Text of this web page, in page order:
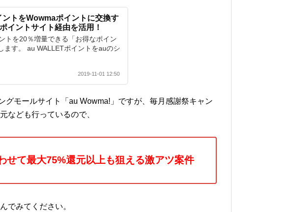
トをWowmaポイントに交換す
イントサイト経由を活用！
トを20％増量できる「お得なポイン
ます。 au WALLETポイントをauのシ
2019-11-01 12:50
グモールサイト「au Wowma!」ですが、毎月感謝祭キャン
なども行っているので、
せて最大75%還元以上も狙える激アツ案件
でみてください。